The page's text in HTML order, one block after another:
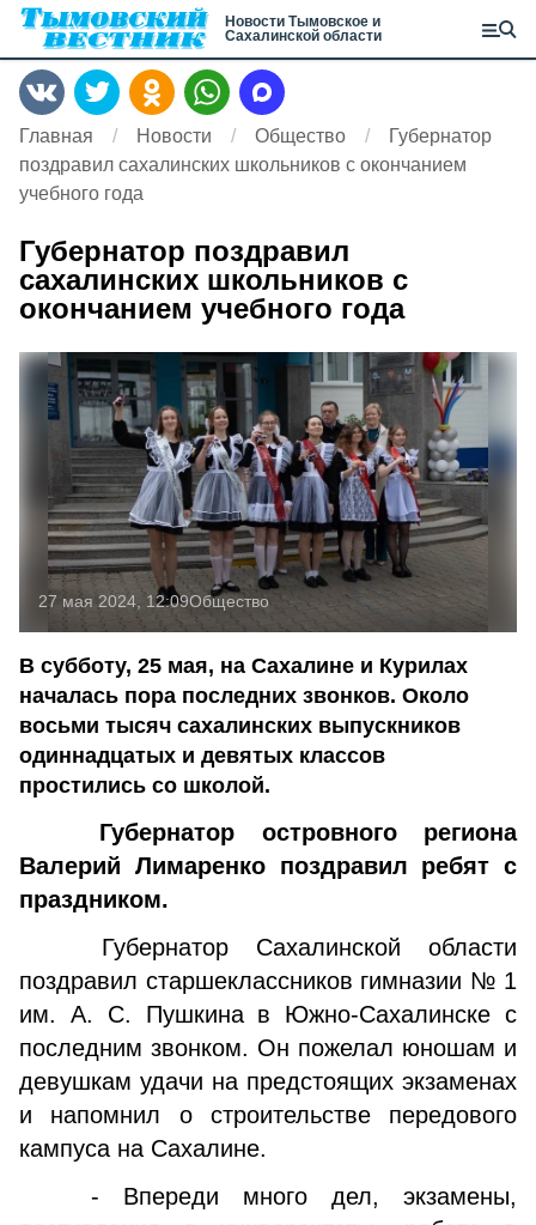
Новости Тымовское и
Сахалинской области
Главная Новости Общество
Губернатор
поздравил сахалинских школьников с окончанием
учебного года
Губернатор поздравил
сахалинских школьников с
окончанием учебного года
27 мая 2024, 12:09Общество
В субботу, 25 мая, на Сахалине и Курилах
началась пора последних звонков. Около
восьми тысяч сахалинских выпускников
одиннадцатых и девятых классов
простились со школой.
Губернатор островного региона
Валерий Лимаренко поздравил ребят с
праздником.
Губернатор Сахалинской области
поздравил старшеклассников гимназии № 1
им. А. С. Пушкина в Южно-Сахалинске с
последним звонком. Он пожелал юношам и
девушкам удачи на предстоящих экзаменах
и напомнил о строительстве передового
кампуса на Сахалине.
- Впереди много дел, экзамены,